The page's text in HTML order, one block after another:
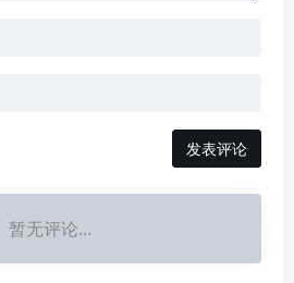
发表评论
暂无评论...